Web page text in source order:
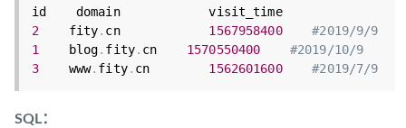
id    domain            visit_time
2
    fity
. cn 1567958400
#2019/9/9
1
    blog
. fity. cn 1570550400
#2019/10/9
3
    www
. fity. cn 1562601600 #2019/7/9
SQL：